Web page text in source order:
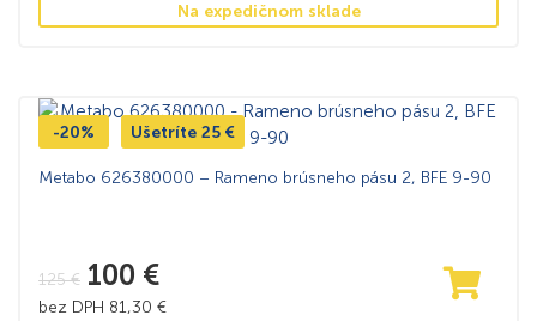
Na expedičnom sklade
-20% Ušetríte 25 €
Metabo 626380000 – Rameno brúsneho pásu 2, BFE 9-90
125€ 100 €
bez DPH 81,30 €